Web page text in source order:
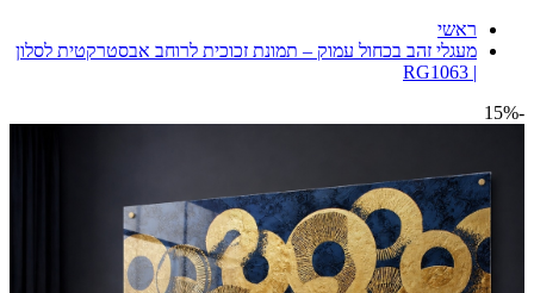
ראשי
מעגלי זהב בכחול עמוק – תמונת זכוכית לרוחב אבסטרקטית לסלון
| RG1063
-15%